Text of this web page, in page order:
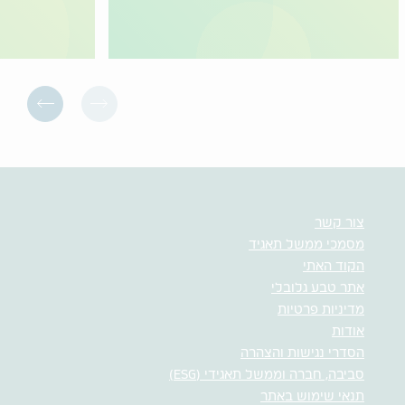
צור קשר
מסמכי ממשל תאגיד
הקוד האתי
אתר טבע גלובלי
מדיניות פרטיות
אודות
הסדרי נגישות והצהרה
סביבה, חברה וממשל תאגידי (ESG)
תנאי שימוש באתר